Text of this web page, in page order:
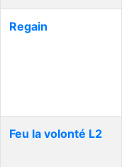
Regain
Feu la volonté L2